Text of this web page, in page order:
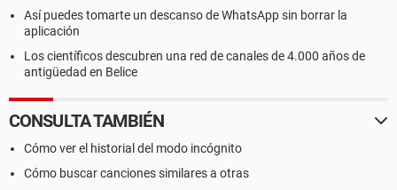
Así puedes tomarte un descanso de WhatsApp sin borrar la
aplicación
Los científicos descubren una red de canales de 4.000 años de
antigüedad en Belice
CONSULTA TAMBIÉN
Cómo ver el historial del modo incógnito
Cómo buscar canciones similares a otras